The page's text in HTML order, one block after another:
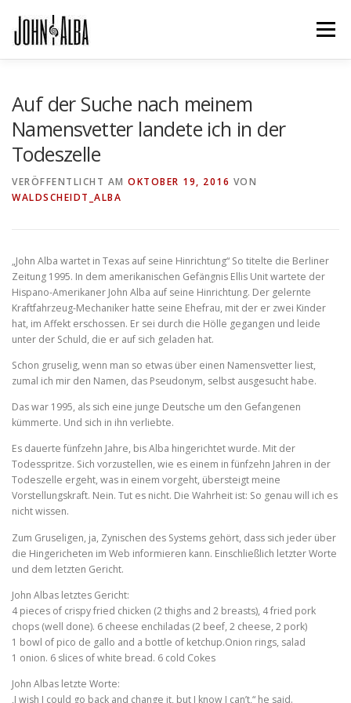
Inhalt
springen
Menü
MAIL AN JOHN
IMPRESSUM & DATENSCHUTZ
Auf der Suche nach meinem
Namensvetter landete ich in der
Todeszelle
VERÖFFENTLICHT AM OKTOBER 19, 2016 VON
WALDSCHEIDT_ALBA
„John Alba wartet in Texas auf seine Hinrichtung“ So titelte die Berliner
Zeitung 1995. In dem amerikanischen Gefängnis Ellis Unit wartete der
Hispano-Amerikaner John Alba auf seine Hinrichtung. Der gelernte
Kraftfahrzeug-Mechaniker hatte seine Ehefrau, mit der er zwei Kinder
hat, im Affekt erschossen. Er sei durch die Hölle gegangen und leide
unter der Schuld, die er auf sich geladen hat.
Schon gruselig, wenn man so etwas über einen Namensvetter liest,
zumal ich mir den Namen, das Pseudonym, selbst ausgesucht habe.
Das war 1995, als sich eine junge Deutsche um den Gefangenen
kümmerte. Und sich in ihn verliebte.
Es dauerte fünfzehn Jahre, bis Alba hingerichtet wurde. Mit der
Todesspritze. Sich vorzustellen, wie es einem in fünfzehn Jahren in der
Todeszelle ergeht, was in einem vorgeht, übersteigt meine
Vorstellungskraft. Nein. Tut es nicht. Die Wahrheit ist: So genau will ich es
nicht wissen.
Zum Gruseligen, ja, Zynischen des Systems gehört, dass sich jeder über
die Hingericheten im Web informieren kann. Einschließlich letzter Worte
und dem letzten Gericht.
John Albas letztes Gericht:
4 pieces of crispy fried chicken (2 thighs and 2 breasts), 4 fried pork
chops (well done). 6 cheese enchiladas (2 beef, 2 cheese, 2 pork)
1 bowl of pico de gallo and a bottle of ketchup.Onion rings, salad
1 onion. 6 slices of white bread. 6 cold Cokes
John Albas letzte Worte:
‚I wish I could go back and change it, but I know I can’t,“ he said.